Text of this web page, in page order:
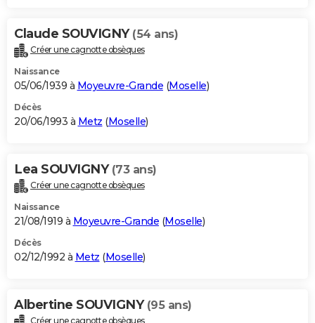
Claude SOUVIGNY (54 ans)
Créer une cagnotte obsèques
Naissance
05/06/1939 à Moyeuvre-Grande (Moselle)
Décès
20/06/1993 à Metz (Moselle)
Lea SOUVIGNY (73 ans)
Créer une cagnotte obsèques
Naissance
21/08/1919 à Moyeuvre-Grande (Moselle)
Décès
02/12/1992 à Metz (Moselle)
Albertine SOUVIGNY (95 ans)
Créer une cagnotte obsèques